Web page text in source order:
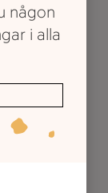
någon
i alla